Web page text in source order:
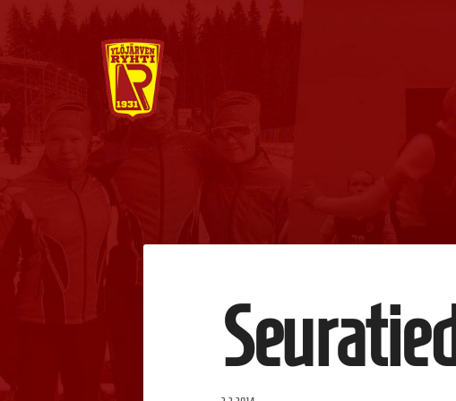
Siirry
Ylöjärven Ryhti